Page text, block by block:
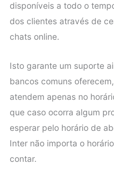
disponíveis a todo o
dos clientes através de
chats online.
Isto garante um suporte
bancos comuns
atendem apenas no
que caso ocorra algum
esperar pelo horário de
Inter não importa o
contar.